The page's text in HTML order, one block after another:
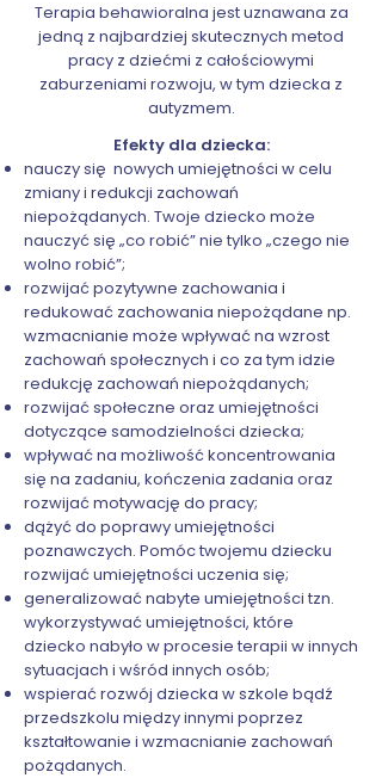
Terapia behawioralna jest uznawana za
jedną z najbardziej skutecznych metod
pracy z dziećmi z całościowymi
zaburzeniami rozwoju, w tym dziecka z
autyzmem.
Efekty dla dziecka:
nauczy się nowych umiejętności w celu
zmiany i redukcji zachowań
niepożądanych. Twoje dziecko może
nauczyć się „co robić” nie tylko „czego nie
wolno robić”;
rozwijać pozytywne zachowania i
redukować zachowania niepożądane np.
wzmacnianie może wpływać na wzrost
zachowań społecznych i co za tym idzie
redukcję zachowań niepożądanych;
rozwijać społeczne oraz umiejętności
dotyczące samodzielności dziecka;
wpływać na możliwość koncentrowania
się na zadaniu, kończenia zadania oraz
rozwijać motywację do pracy;
dążyć do poprawy umiejętności
poznawczych. Pomóc twojemu dziecku
rozwijać umiejętności uczenia się;
generalizować nabyte umiejętności tzn.
wykorzystywać umiejętności, które
dziecko nabyło w procesie terapii w innych
sytuacjach i wśród innych osób;
wspierać rozwój dziecka w szkole bądź
przedszkolu między innymi poprzez
kształtowanie i wzmacnianie zachowań
pożądanych.